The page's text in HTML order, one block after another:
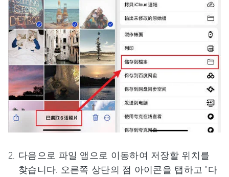
다음으로 파일 앱으로 이동하여 저장할 위치를
찾습니다. 오른쪽 상단의 점 아이콘을 탭하고 "다